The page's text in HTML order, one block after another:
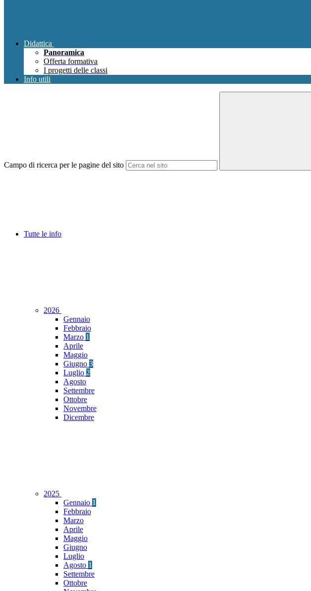
Didattica
Panoramica
Offerta formativa
I progetti delle classi
Info utili
Campo di ricerca per le pagine del sito
Tutte le info
2026
Gennaio
Febbraio
Marzo 1
Aprile
Maggio
Giugno 3
Luglio 2
Agosto
Settembre
Ottobre
Novembre
Dicembre
2025
Gennaio 1
Febbraio
Marzo
Aprile
Maggio
Giugno
Luglio
Agosto 1
Settembre
Ottobre